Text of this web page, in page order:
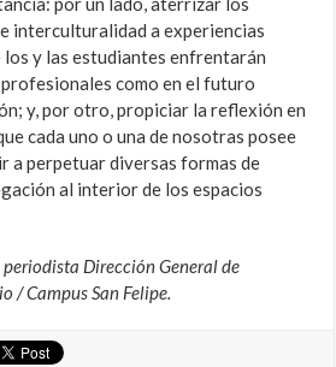
interculturalidad a experiencias
los y las estudiantes enfrentarán
como en el futuro
y, por otro, propiciar la reflexión en
cada uno o una de nosotras posee
a perpetuar diversas formas de
al interior de los espacios
periodista Dirección General de
/ Campus San Felipe.